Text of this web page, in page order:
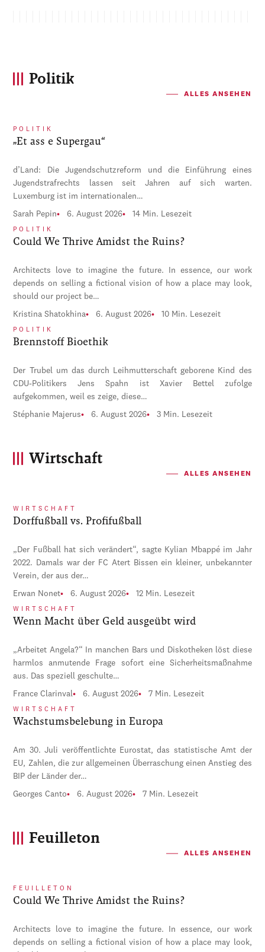
Politik
ALLES ANSEHEN
POLITIK
„Et ass e Supergau“
d’Land: Die Jugendschutzreform und die Einführung eines
Jugendstrafrechts lassen seit Jahren auf sich warten.
Luxemburg ist im internationalen…
Sarah Pepin 6. August 2026 14 Min. Lesezeit
POLITIK
Could We Thrive Amidst the Ruins?
Architects love to imagine the future. In essence, our work
depends on selling a fictional vision of how a place may look,
should our project be…
Kristina Shatokhina 6. August 2026 10 Min. Lesezeit
POLITIK
Brennstoff Bioethik
Der Trubel um das durch Leihmutterschaft geborene Kind des
CDU-Politikers Jens Spahn ist Xavier Bettel zufolge
aufgekommen, weil es zeige, diese…
Stéphanie Majerus 6. August 2026 3 Min. Lesezeit
Wirtschaft
ALLES ANSEHEN
WIRTSCHAFT
Dorffußball vs. Profifußball
„Der Fußball hat sich verändert“, sagte Kylian Mbappé im Jahr
2022. Damals war der FC Atert Bissen ein kleiner, unbekannter
Verein, der aus der…
Erwan Nonet 6. August 2026 12 Min. Lesezeit
WIRTSCHAFT
Wenn Macht über Geld ausgeübt wird
„Arbeitet Angela?“ In manchen Bars und Diskotheken löst diese
harmlos anmutende Frage sofort eine Sicherheitsmaßnahme
aus. Das speziell geschulte…
France Clarinval 6. August 2026 7 Min. Lesezeit
WIRTSCHAFT
Wachstumsbelebung in Europa
Am 30. Juli veröffentlichte Eurostat, das statistische Amt der
EU, Zahlen, die zur allgemeinen Überraschung einen Anstieg des
BIP der Länder der…
Georges Canto 6. August 2026 7 Min. Lesezeit
Feuilleton
ALLES ANSEHEN
FEUILLETON
Could We Thrive Amidst the Ruins?
Architects love to imagine the future. In essence, our work
depends on selling a fictional vision of how a place may look,